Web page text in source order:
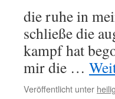
die ruhe in
schließe die
kampf hat
mir die …
Veröffentlicht unter